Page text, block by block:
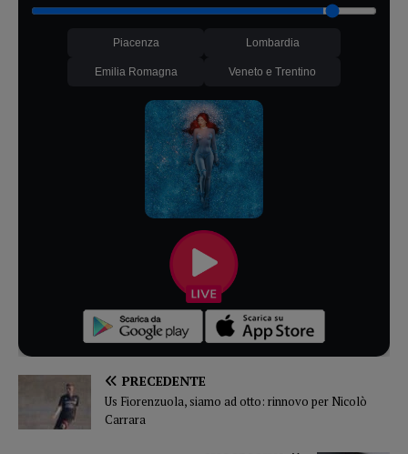
Piacenza Lombardia
Emilia Romagna Veneto e Trentino
PRECEDENTE
Us Fiorenzuola, siamo ad otto: rinnovo per Nicolò
Carrara